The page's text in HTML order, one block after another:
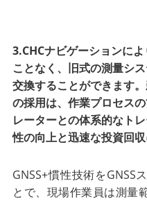
3.CHCナビゲーションに
ことなく、旧式の測量シ
交換することができます
の採用は、作業プロセス
レーターとの体系的なト
性の向上と迅速な投資回収
GNSS+慣性技術をGNSS
とで、現場作業員は測量